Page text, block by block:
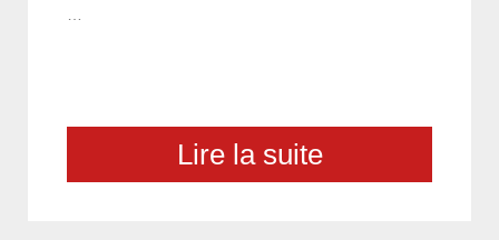
Lire la suite